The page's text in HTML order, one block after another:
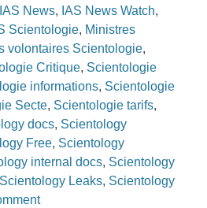
IAS News, IAS News Watch,
Scientologie, Ministres
volontaires Scientologie,
Critique, Scientologie
informations, Scientologie
Secte, Scientologie tarifs,
docs, Scientology
Free, Scientology
internal docs, Scientology
Scientology Leaks, Scientology